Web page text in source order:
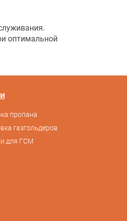
оптимальной
пропана
газгольдеров
для ГСМ